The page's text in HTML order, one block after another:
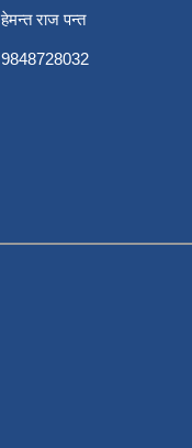
हेमन्त राज पन्त
9848728032